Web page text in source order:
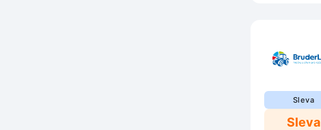
Sleva
Sleva